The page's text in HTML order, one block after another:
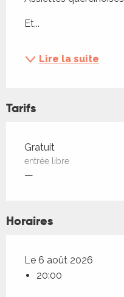
Et...
Lire la suite
Tarifs
Tarifs 2026
Gratuit
entrée libre
—
Horaires
Le 6 août 2026
20:00